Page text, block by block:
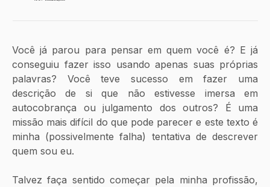
Você já parou para pensar em quem você é? E já
conseguiu fazer isso usando apenas suas próprias
palavras? Você teve sucesso em fazer uma
descrição de si que não estivesse imersa em
autocobrança ou julgamento dos outros? É uma
missão mais difícil do que pode parecer e este texto é
minha (possivelmente falha) tentativa de descrever
quem sou eu.
Talvez faça sentido começar pela minha profissão,